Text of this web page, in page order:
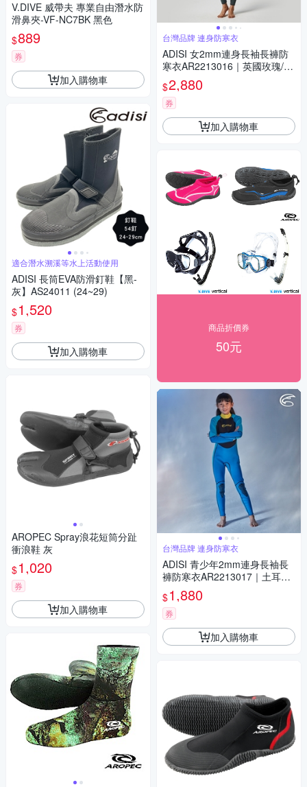
V.DIVE 威帶夫 專業自由潛水防
滑鼻夾-VF-NC7BK 黑色
$889
券
加入購物車
適合潛水溯溪等水上活動使用
ADISI 長筒EVA防滑釘鞋【黑-
灰】AS24011 (24~29)
$1,520
券
加入購物車
AROPEC Spray浪花短筒分趾
衝浪鞋 灰
$1,020
券
加入購物車
台灣品牌 連身防寒衣
ADISI 女2mm連身長袖長褲防
寒衣AR2213016｜英國玫瑰/粉
花
$2,880
券
加入購物車
商品折價券
50元
台灣品牌 連身防寒衣
ADISI 青少年2mm連身長袖長
褲防寒衣AR2213017｜土耳其
藍/海藍
$1,880
券
加入購物車